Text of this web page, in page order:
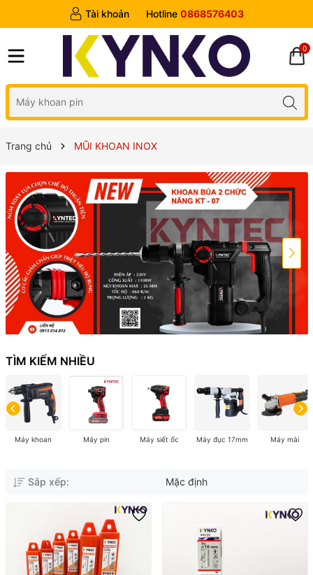
Tài khoản Hotline 0868576403
0
Trang chủ MŨI KHOAN INOX
TÌM KIẾM NHIỀU
Máy khoan Máy pin Máy siết ốc Máy đục 17mm Máy mài
Sắp xếp: Mặc định